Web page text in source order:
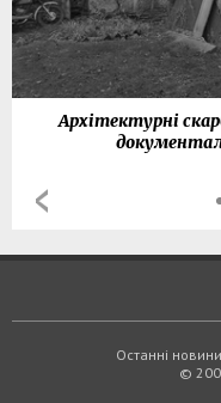
Архітектурні
Останні
©